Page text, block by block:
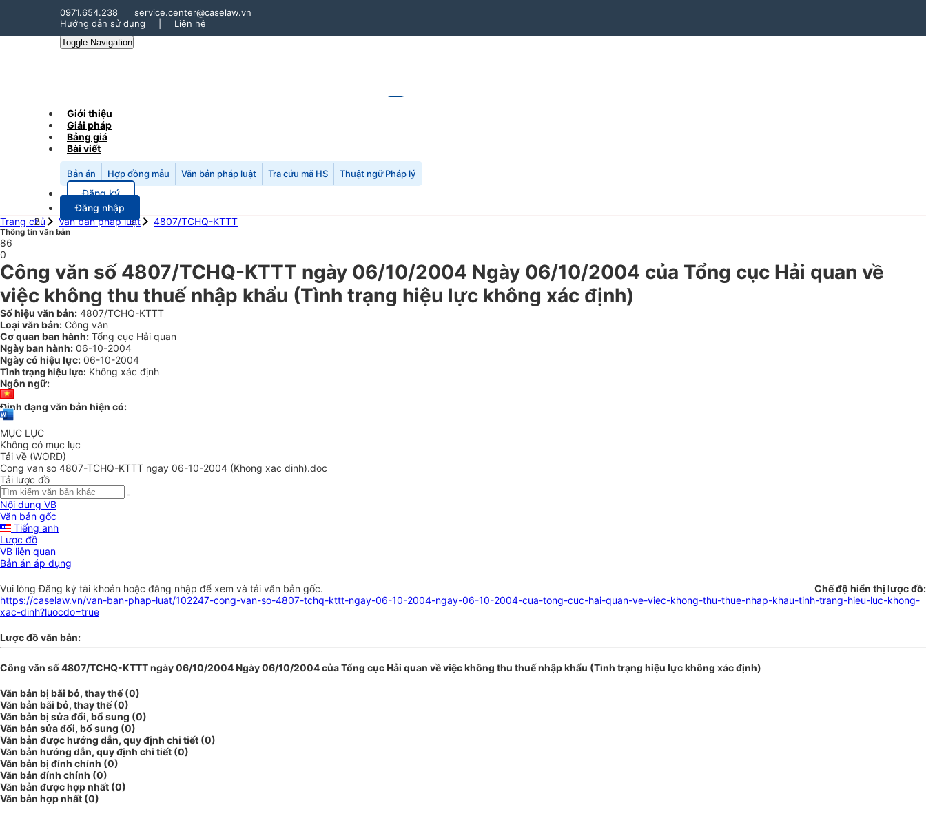
0971.654.238
service.center@caselaw.vn
Hướng dẫn sử dụng
Liên hệ
Toggle Navigation
Giới thiệu
Giải pháp
Bảng giá
Bài viết
Bản án Hợp đồng mẫu Văn bản pháp luật Tra cứu mã HS Thuật ngữ Pháp lý
Đăng ký
Đăng nhập
Trang chủ
Văn bản pháp luật 4807/TCHQ-KTTT
Thông tin văn bản
86
0
Công văn số 4807/TCHQ-KTTT ngày 06/10/2004 Ngày 06/10/2004 của Tổng cục Hải quan về
việc không thu thuế nhập khẩu (Tình trạng hiệu lực không xác định)
Số hiệu văn bản: 4807/TCHQ-KTTT
Loại văn bản: Công văn
Cơ quan ban hành: Tổng cục Hải quan
Ngày ban hành: 06-10-2004
Ngày có hiệu lực: 06-10-2004
Tình trạng hiệu lực: Không xác định
Ngôn ngữ:
Định dạng văn bản hiện có:
MỤC LỤC
Không có mục lục
Tải về (WORD)
Cong van so 4807-TCHQ-KTTT ngay 06-10-2004 (Khong xac dinh).doc
Tải lược đồ
Nội dung VB
Văn bản gốc
Tiếng anh
Lược đồ
VB liên quan
Bản án áp dụng
Chế độ hiển thị lược đồ:
Vui lòngĐăng ký tài khoản hoặc đăng nhập để xem và tải văn bản gốc.
https://caselaw.vn/van-ban-phap-luat/102247-cong-van-so-4807-tchq-kttt-ngay-06-10-2004-ngay-06-10-2004-cua-tong-cuc-hai-quan-ve-viec-khong-thu-thue-nhap-khau-tinh-trang-hieu-luc-khong-
xac-dinh?luocdo=true
Lược đồ văn bản:
Công văn số 4807/TCHQ-KTTT ngày 06/10/2004 Ngày 06/10/2004 của Tổng cục Hải quan về việc không thu thuế nhập khẩu (Tình trạng hiệu lực không xác định)
Văn bản bị bãi bỏ, thay thế (0)
Văn bản bãi bỏ, thay thế (0)
Văn bản bị sửa đổi, bổ sung (0)
Văn bản sửa đổi, bổ sung (0)
Văn bản được hướng dẫn, quy định chi tiết (0)
Văn bản hướng dẫn, quy định chi tiết (0)
Văn bản bị đính chính (0)
Văn bản đính chính (0)
Văn bản được hợp nhất (0)
Văn bản hợp nhất (0)